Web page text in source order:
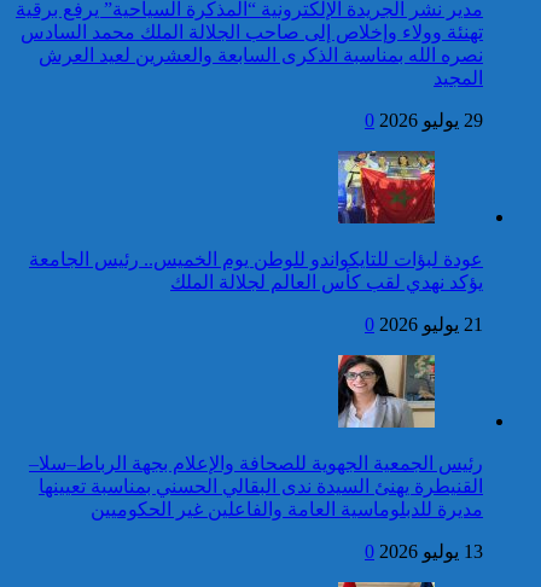
حصيلة حوادث السير
بالمناطق الحضرية خلال
الأسبوع المنصرم
حصيلة حوادث السير
بالمناطق الحضرية خلال
الأسبوع المنصرم
من الرئيس الانتقالي
لجمهورية مالي، رئيس الدولة،
بمناسبة عيد العرش المجيد
برقية تهنئة إلى جلالة الملك
من رئيس جمهورية النيجر
بمناسبة عيد العرش المجيد
من رئيس مجلس جمهورية
الطوغو بمناسبة عيد العرش
المديرية العامة للأمن الوطني تؤكد
بريطانية بشأن “اعتقال” مواطن
بريطاني عارية من الصحة
توقيف شخص للاشتباه في تورطه
في ارتكاب جريمة السرقة
المقرونة بالضرب والجرح المفضي
للموت كان ضحيتها مواطن أجنبي
بتارودانت
كاريكاتير
مدير نشر الجريدة الإلكترونية “المذكرة السياحية” يرفع برقية
تهنئة وولاء وإخلاص إلى صاحب الجلالة الملك محمد السادس
نصره الله بمناسبة الذكرى السابعة والعشرين لعيد العرش
المجيد
29 يوليو 2026 0
عودة لبؤات للتايكواندو للوطن يوم الخميس.. رئيس الجامعة
يؤكد نهدي لقب كأس العالم لجلالة الملك
21 يوليو 2026 0
رئيس الجمعية الجهوية للصحافة والإعلام بجهة الرباط–سلا–
القنيطرة يهنئ السيدة ندى البقالي الحسني بمناسبة تعيينها
مديرة للدبلوماسية العامة والفاعلين غير الحكوميين
13 يوليو 2026 0